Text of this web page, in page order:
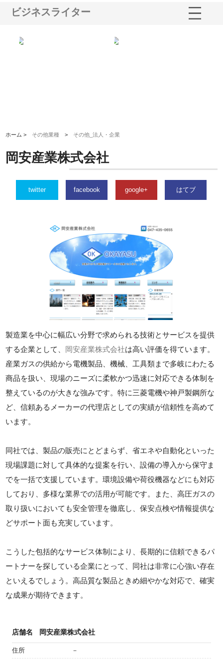
ビジネスライター
ホーム > その他業種 > その他_法人・企業
岡安産業株式会社
twitter facebook google+ はてブ
製造業を中心に幅広い分野で求められる技術とサービスを提供
する企業として、 岡安産業株式会社は高い評価を得ています。
産業ガスの供給から電機製品、機械、工具類まで多岐にわたる
商品を扱い、現場のニーズに柔軟かつ迅速に対応できる体制を
整えているのが大きな強みです。特に三菱電機や神戸製鋼所な
ど、信頼あるメーカーの代理店としての実績が信頼性を高めて
います。
同社では、製品の販売にとどまらず、省エネや自動化といった
現場課題に対して具体的な提案を行い、設備の導入から保守ま
でを一括で支援しています。環境設備や荷役機器などにも対応
しており、多様な業界での活用が可能です。また、高圧ガスの
取り扱いにおいても安全管理を徹底し、保安点検や情報提供な
どサポート面も充実しています。
こうした包括的なサービス体制により、長期的に信頼できるパ
ートナーを探している企業にとって、同社は非常に心強い存在
といえるでしょう。高品質な製品ときめ細やかな対応で、確実
な成果が期待できます。
店舗名 岡安産業株式会社
住所 －